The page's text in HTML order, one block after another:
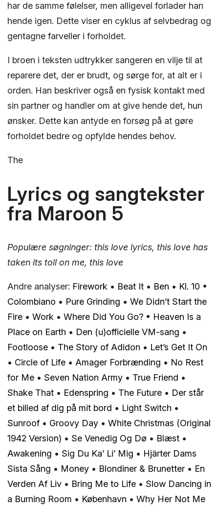
har de samme følelser, men alligevel forlader han
hende igen. Dette viser en cyklus af selvbedrag og
gentagne farveller i forholdet.
I broen i teksten udtrykker sangeren en vilje til at
reparere det, der er brudt, og sørge for, at alt er i
orden. Han beskriver også en fysisk kontakt med
sin partner og handler om at give hende det, hun
ønsker. Dette kan antyde en forsøg på at gøre
forholdet bedre og opfylde hendes behov.
The
Lyrics og sangtekster
fra Maroon 5
Populære søgninger: this love lyrics, this love has
taken its toll on me, this love
Andre analyser: Firework • Beat It • Ben • Kl. 10 •
Colombiano • Pure Grinding • We Didn’t Start the
Fire • Work • Where Did You Go? • Heaven Is a
Place on Earth • Den (u)officielle VM-sang •
Footloose • The Story of Adidon • Let’s Get It On
• Circle of Life • Amager Forbrænding • No Rest
for Me • Seven Nation Army • True Friend •
Shake That • Edenspring • The Future • Der står
et billed af dig på mit bord • Light Switch •
Sunroof • Groovy Day • White Christmas (Original
1942 Version) • Se Venedig Og Dø • Blæst •
Awakening • Sig Du Ka’ Li’ Mig • Hjärter Dams
Sista Sång • Money • Blondiner & Brunetter • En
Verden Af Liv • Bring Me to Life • Slow Dancing in
a Burning Room • København • Why Her Not Me